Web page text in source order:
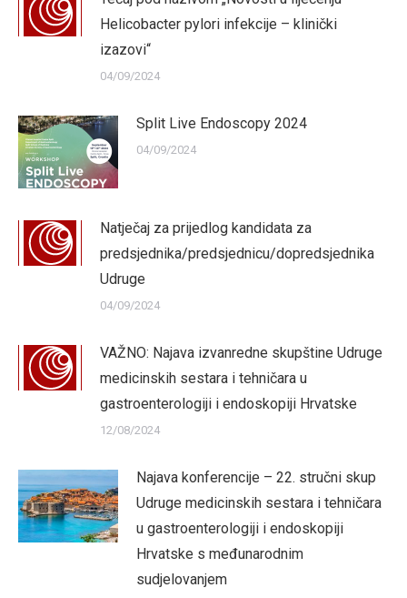
Helicobacter pylori infekcije – klinički
izazovi“
04/09/2024
Split Live Endoscopy 2024
04/09/2024
Natječaj za prijedlog kandidata za
predsjednika/predsjednicu/dopredsjednika
Udruge
04/09/2024
VAŽNO: Najava izvanredne skupštine Udruge
medicinskih sestara i tehničara u
gastroenterologiji i endoskopiji Hrvatske
12/08/2024
Najava konferencije – 22. stručni skup
Udruge medicinskih sestara i tehničara
u gastroenterologiji i endoskopiji
Hrvatske s međunarodnim
sudjelovanjem